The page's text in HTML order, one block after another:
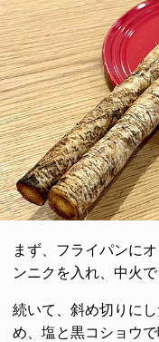
まず、フライパンに
ンニクを入れ、中火
続いて、斜め切りに
め、塩と黒コショウ